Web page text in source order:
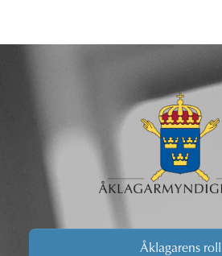
Åklagarens roll